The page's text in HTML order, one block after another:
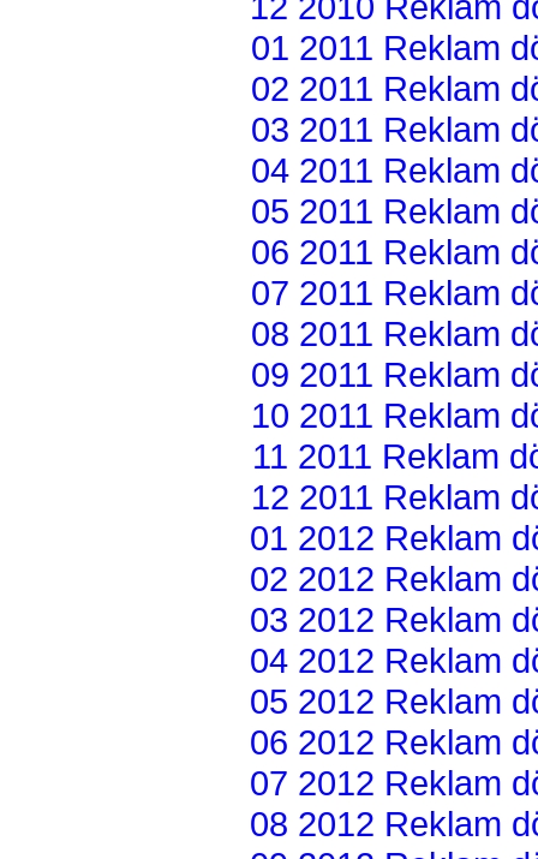
01 2011 Reklam
02 2011 Reklam
03 2011 Reklam
04 2011 Reklam
05 2011 Reklam
06 2011 Reklam
07 2011 Reklam
08 2011 Reklam
09 2011 Reklam
10 2011 Reklam
11 2011 Reklam
12 2011 Reklam
01 2012 Reklam
02 2012 Reklam
03 2012 Reklam
04 2012 Reklam
05 2012 Reklam
06 2012 Reklam
07 2012 Reklam
08 2012 Reklam